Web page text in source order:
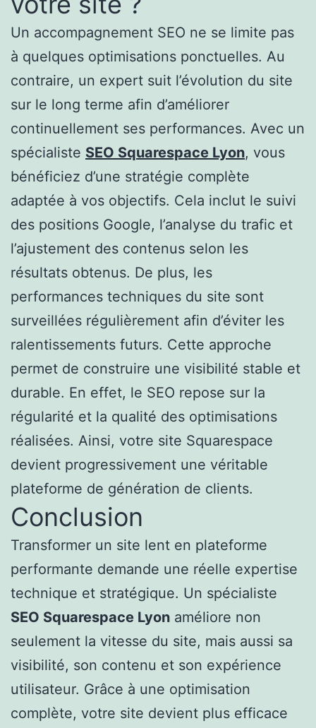
Un accompagnement SEO ne se limite pas
à quelques optimisations ponctuelles. Au
contraire, un expert suit l’évolution du site
sur le long terme afin d’améliorer
continuellement ses performances. Avec un
spécialiste SEO Squarespace Lyon, vous
bénéficiez d’une stratégie complète
adaptée à vos objectifs. Cela inclut le suivi
des positions Google, l’analyse du trafic et
l’ajustement des contenus selon les
résultats obtenus. De plus, les
performances techniques du site sont
surveillées régulièrement afin d’éviter les
ralentissements futurs. Cette approche
permet de construire une visibilité stable et
durable. En effet, le SEO repose sur la
régularité et la qualité des optimisations
réalisées. Ainsi, votre site Squarespace
devient progressivement une véritable
plateforme de génération de clients.
Conclusion
Transformer un site lent en plateforme
performante demande une réelle expertise
technique et stratégique. Un spécialiste
SEO Squarespace Lyon améliore non
seulement la vitesse du site, mais aussi sa
visibilité, son contenu et son expérience
utilisateur. Grâce à une optimisation
complète, votre site devient plus efficace